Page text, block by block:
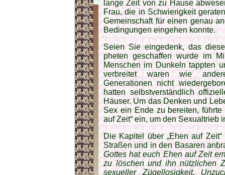
lange Zeit von zu Hause
Frau, die in Schwierigkeit
Gemeinschaft für einen genau
Bedingungen eingehen konnte.
Seien Sie eingedenk, das
pheten geschaffen wurde im
Menschen im Dunkeln tappten
verbreitet waren wie
Generationen nicht
hatten selbstverständlich
Häuser. Um das Denken und
Sex ein Ende zu bereiten,
auf Zeit“ ein, um den Sexualtrieb
Die Kapitel über „Ehen auf
Straßen und in den Basaren
Gottes hat euch Ehen auf Zeit
zu löschen und ihn nützlichen
sexueller Zügellosigkeit,